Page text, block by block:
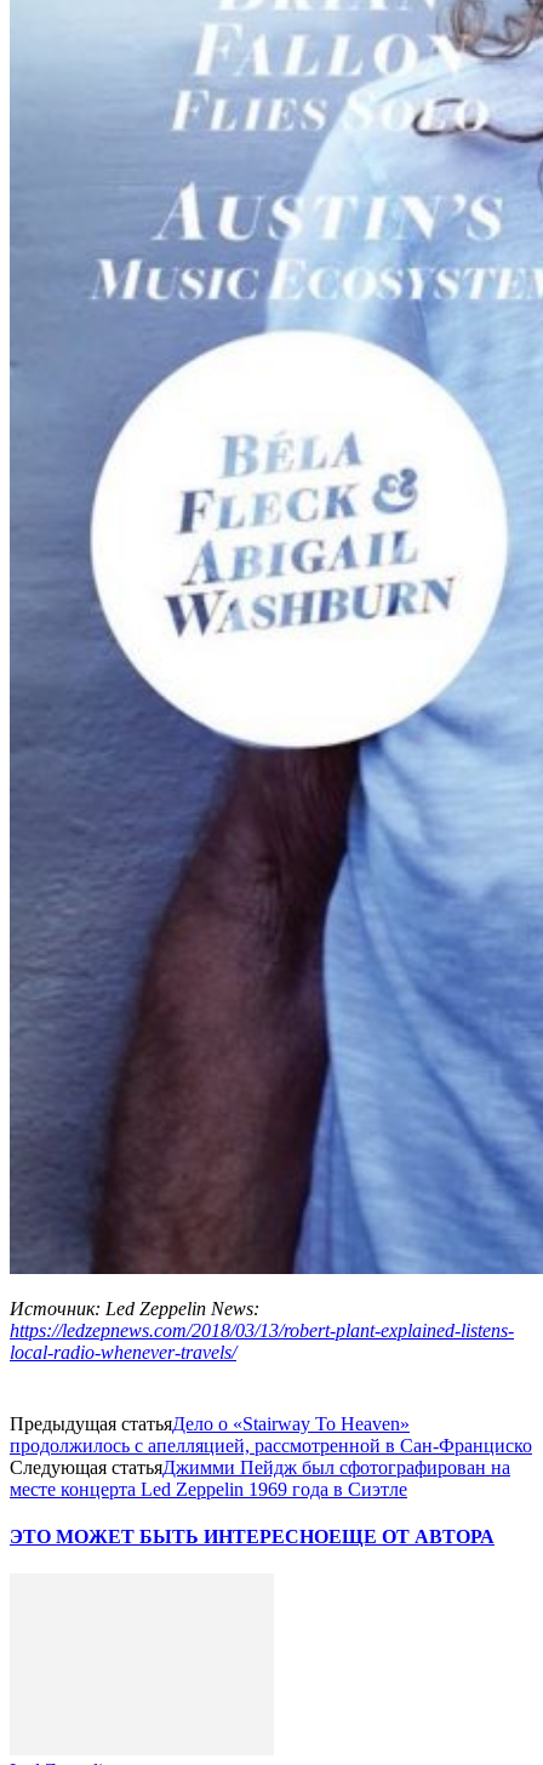
Источник: Led Zeppelin News:
https://ledzepnews.com/2018/03/13/robert-plant-explained-listens-
local-radio-whenever-travels/
Предыдущая статьяДело о «Stairway To Heaven»
продолжилось с апелляцией, рассмотренной в Сан-Франциско
Следующая статьяДжимми Пейдж был сфотографирован на
месте концерта Led Zeppelin 1969 года в Сиэтле
ЭТО МОЖЕТ БЫТЬ ИНТЕРЕСНОЕЩЕ ОТ АВТОРА